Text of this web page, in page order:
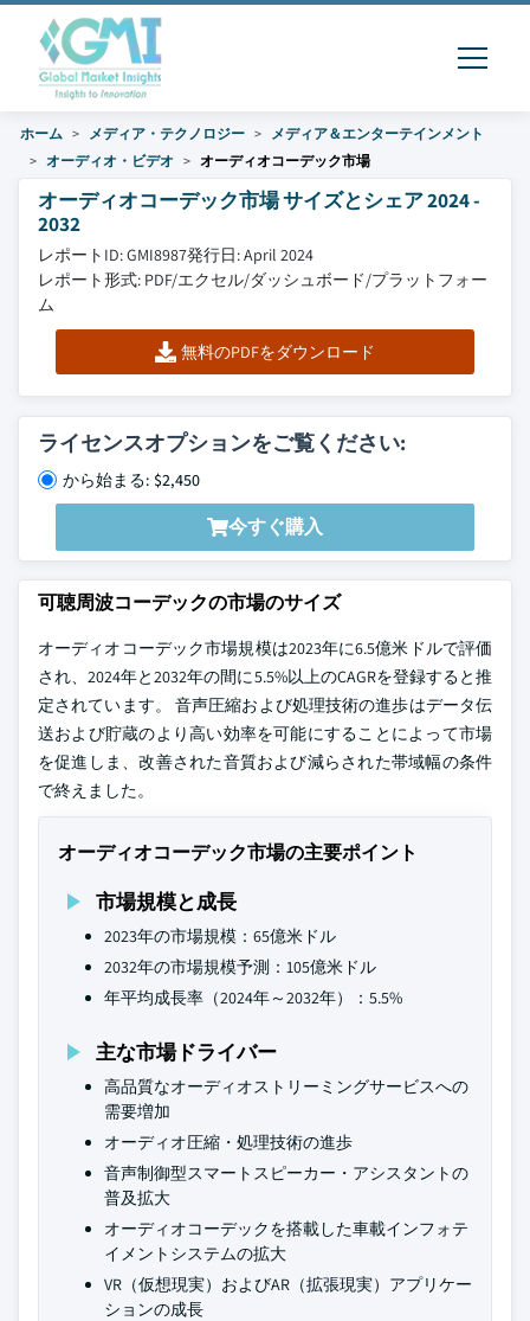
ホーム メディア・テクノロジー
メディア＆エンターテインメント
オーディオ・ビデオ
オーディオコーデック市場
オーディオコーデック市場 サイズとシェア 2024 -
2032
レポートID: GMI8987発行日: April 2024
レポート形式: PDF/エクセル/ダッシュボード/プラットフォー
ム
無料のPDFをダウンロード
ライセンスオプションをご覧ください:
から始まる: $2,450
今すぐ購入
可聴周波コーデックの市場のサイズ
オーディオコーデック市場規模は2023年に6.5億米ドルで評価
され、2024年と2032年の間に5.5%以上のCAGRを登録すると推
定されています。 音声圧縮および処理技術の進歩はデータ伝
送および貯蔵のより高い効率を可能にすることによって市場
を促進しま、改善された音質および減らされた帯域幅の条件
で終えました。
オーディオコーデック市場の主要ポイント
市場規模と成長
2023年の市場規模：65億米ドル
2032年の市場規模予測：105億米ドル
年平均成長率（2024年～2032年）：5.5%
主な市場ドライバー
高品質なオーディオストリーミングサービスへの
需要増加
オーディオ圧縮・処理技術の進歩
音声制御型スマートスピーカー・アシスタントの
普及拡大
オーディオコーデックを搭載した車載インフォテ
イメントシステムの拡大
VR（仮想現実）およびAR（拡張現実）アプリケー
ションの成長